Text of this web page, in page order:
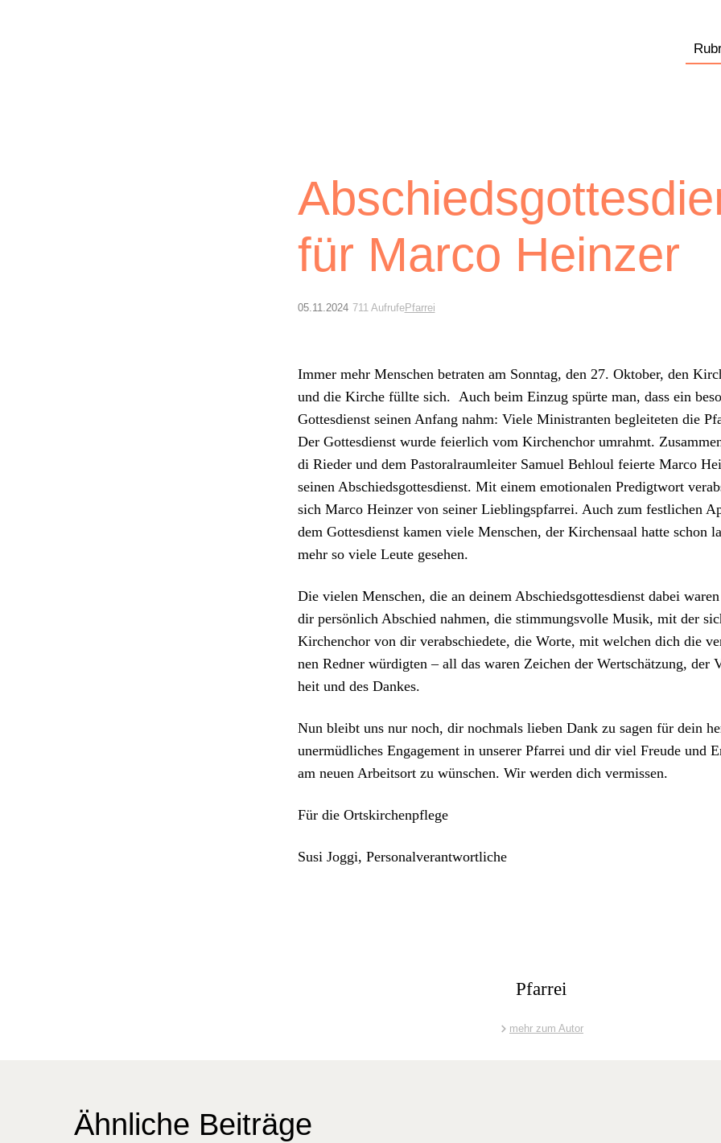
für Marco Heinzer
05.11.2024 711 AufrufePfarrei
Immer mehr Men­schen betrat­en am Son­ntag, den 27. Okto­ber, den
und die Kirche füllte sich. Auch beim Einzug spürte man, dass ein
Gottes­di­enst seinen Anfang nahm: Viele Min­is­tran­ten begleit­eten die
Der Gottes­di­enst wurde feier­lich vom Kirchen­chor umrahmt.
di Rieder und dem Pas­toral­raum­leit­er Samuel Behloul feierte Mar­co
seinen Abschieds­gottes­di­enst. Mit einem emo­tionalen Predigt­wort
sich Mar­co Heinz­er von sein­er Lieblingsp­far­rei. Auch zum fes­tlichen
dem Gottes­di­enst kamen viele Men­schen, der Kirchen­saal hat­te schon
mehr so viele Leute gese­hen.
Die vie­len Men­schen, die an deinem Abschieds­gottes­di­enst dabei
dir per­sön­lich Abschied nah­men, die stim­mungsvolle Musik, mit der
Kirchen­chor von dir ver­ab­schiedete, die Worte, mit welchen dich die
nen Red­ner würdigten – all das waren Zeichen der Wertschätzung, der
heit und des Dankes.
Nun bleibt uns nur noch, dir nochmals lieben Dank zu sagen für dein
uner­müdlich­es Engage­ment in unser­er Pfar­rei und dir viel Freude und
am neuen Arbeit­sort zu wün­schen. Wir wer­den dich ver­mis­sen.
Für die Ort­skirchenpflege
Susi Jog­gi, Per­son­alver­ant­wortliche
Pfarrei
mehr zum Autor
Ähnliche Beiträge